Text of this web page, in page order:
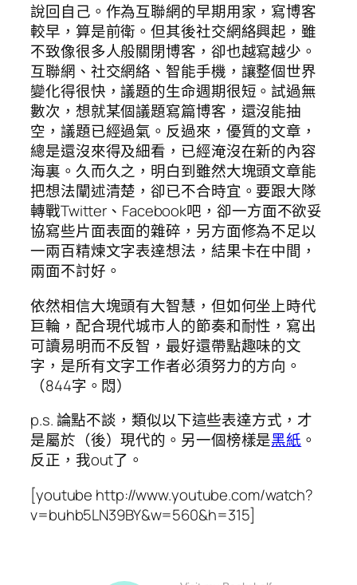
說回自己。作為互聯網的早期用家，寫博客
較早，算是前衛。但其後社交網絡興起，雖
不致像很多人般關閉博客，卻也越寫越少。
互聯網、社交網絡、智能手機，讓整個世界
變化得很快，議題的生命週期很短。試過無
數次，想就某個議題寫篇博客，還沒能抽
空，議題已經過氣。反過來，優質的文章，
總是還沒來得及細看，已經淹沒在新的內容
海裏。久而久之，明白到雖然大塊頭文章能
把想法闡述清楚，卻已不合時宜。要跟大隊
轉戰Twitter、Facebook吧，卻一方面不欲妥
協寫些片面表面的雜碎，另方面修為不足以
一兩百精煉文字表達想法，結果卡在中間，
兩面不討好。
依然相信大塊頭有大智慧，但如何坐上時代
巨輪，配合現代城市人的節奏和耐性，寫出
可讀易明而不反智，最好還帶點趣味的文
字，是所有文字工作者必須努力的方向。
（844字。悶）
p.s. 論點不談，類似以下這些表達方式，才
是屬於（後）現代的。另一個榜樣是黑紙 。
反正，我out了。
[youtube http://www.youtube.com/watch?
v=buhb5LN39BY&w=560&h=315]